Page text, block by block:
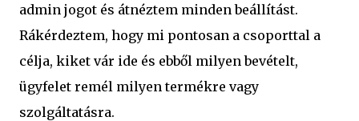
admin jogot és átnéztem minden beállítást.
Rákérdeztem, hogy mi pontosan a csoporttal a
célja, kiket vár ide és ebből milyen bevételt,
ügyfelet remél milyen termékre vagy
szolgáltatásra.